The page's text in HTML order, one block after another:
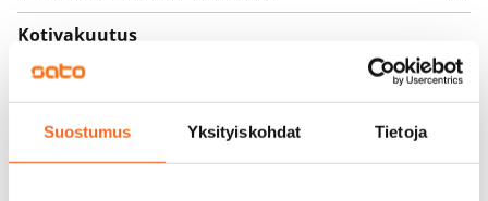
Suostumus Yksityiskohdat Tietoja
Kotivakuutus
Pakollinen, ei sisälly vuokraan
Vesimaksu
27 €/hlö/kk